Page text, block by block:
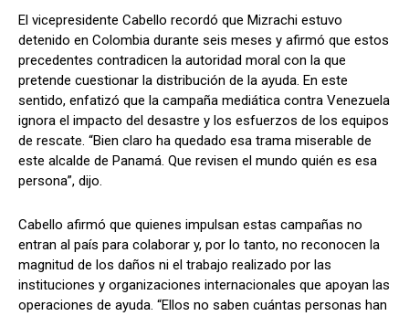
El vicepresidente Cabello recordó que Mizrachi estuvo
detenido en Colombia durante seis meses y afirmó que estos
precedentes contradicen la autoridad moral con la que
pretende cuestionar la distribución de la ayuda. En este
sentido, enfatizó que la campaña mediática contra Venezuela
ignora el impacto del desastre y los esfuerzos de los equipos
de rescate. “Bien claro ha quedado esa trama miserable de
este alcalde de Panamá. Que revisen el mundo quién es esa
persona”, dijo.
Cabello afirmó que quienes impulsan estas campañas no
entran al país para colaborar y, por lo tanto, no reconocen la
magnitud de los daños ni el trabajo realizado por las
instituciones y organizaciones internacionales que apoyan las
operaciones de ayuda. “Ellos no saben cuántas personas han